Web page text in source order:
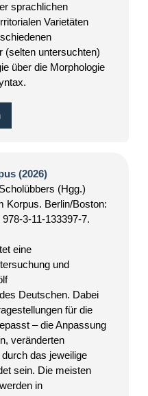
sprachlichen
Varietäten
(selten untersuchten)
über die Morphologie
(2026)
(Hgg.)
Korpus. Berlin/Boston:
3-11-133397-7.
eine
und
Deutschen. Dabei
für die
– die Anpassung
veränderten
das jeweilige
sein. Die meisten
in